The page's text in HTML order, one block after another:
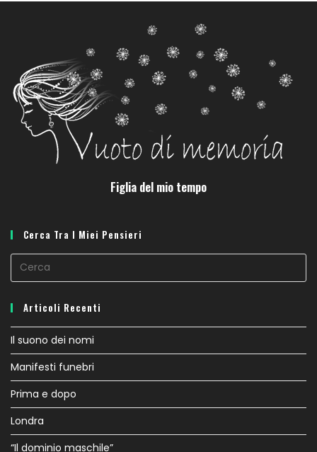
Figlia del mio tempo
Cerca Tra I Miei Pensieri
Articoli Recenti
Il suono dei nomi
Manifesti funebri
Prima e dopo
Londra
“Il dominio maschile”